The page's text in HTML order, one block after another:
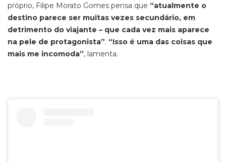
próprio, Filipe Morato Gomes pensa que “atualmente o
destino parece ser muitas vezes secundário, em
detrimento do viajante – que cada vez mais aparece
na pele de protagonista”. “Isso é uma das coisas que
mais me incomoda”, lamenta.